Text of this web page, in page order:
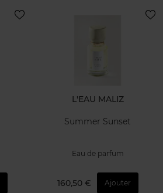
L'EAU MALIZ
Summer Sunset
Eau de parfum
160,50 € Ajouter